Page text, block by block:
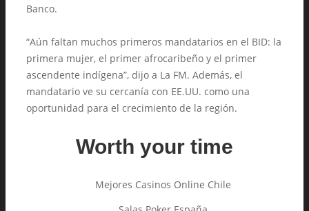
Banco.
“Aún faltan muchos primeros mandatarios en el BID: la
primera mujer, el primer afrocaribeño y el primer
ascendente indígena”, dijo a La FM. Además, el
mandatario ve su cercanía con EE.UU. como una
oportunidad para el crecimiento de la región.
Worth your time
Mejores Casinos Online Chile